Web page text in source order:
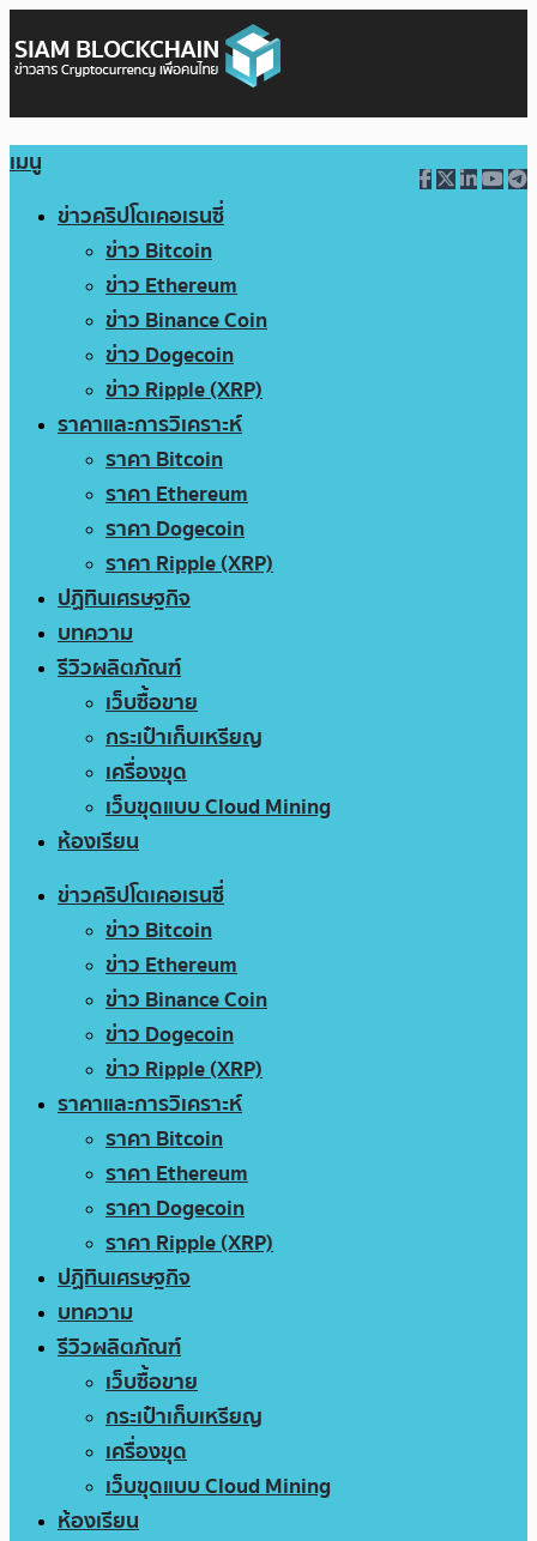
เมนู
ข่าวคริปโตเคอเรนซี่
ข่าว Bitcoin
ข่าว Ethereum
ข่าว Binance Coin
ข่าว Dogecoin
ข่าว Ripple (XRP)
ราคาและการวิเคราะห์
ราคา Bitcoin
ราคา Ethereum
ราคา Dogecoin
ราคา Ripple (XRP)
ปฏิทินเศรษฐกิจ
บทความ
รีวิวผลิตภัณฑ์
เว็บซื้อขาย
กระเป๋าเก็บเหรียญ
เครื่องขุด
เว็บขุดแบบ Cloud Mining
ห้องเรียน
ข่าวคริปโตเคอเรนซี่
ข่าว Bitcoin
ข่าว Ethereum
ข่าว Binance Coin
ข่าว Dogecoin
ข่าว Ripple (XRP)
ราคาและการวิเคราะห์
ราคา Bitcoin
ราคา Ethereum
ราคา Dogecoin
ราคา Ripple (XRP)
ปฏิทินเศรษฐกิจ
บทความ
รีวิวผลิตภัณฑ์
เว็บซื้อขาย
กระเป๋าเก็บเหรียญ
เครื่องขุด
เว็บขุดแบบ Cloud Mining
ห้องเรียน